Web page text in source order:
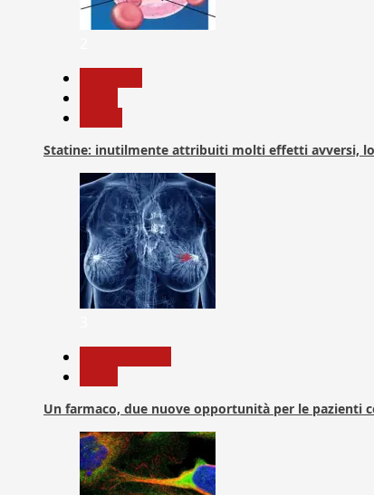
Statine: inutilmente attribuiti molti effetti avversi,
Un farmaco, due nuove opportunità per le